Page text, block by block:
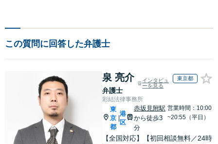
この質問に回答した弁護士
泉 亮介
弁護士
インタビュ
ーを見る
東京都
彩結法律事務所
東
京
都
港
区
赤坂見附駅
から徒歩3
分
営業時間：10:00
~20:55（平日）
【全国対応】【初回相談無料／24時